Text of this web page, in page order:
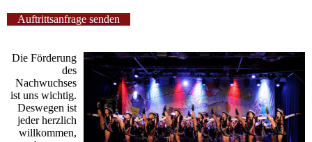
Auftrittsanfrage senden
Die Förderung
des
Nachwuchses
ist uns wichtig.
Deswegen ist
jeder herzlich
willkommen,